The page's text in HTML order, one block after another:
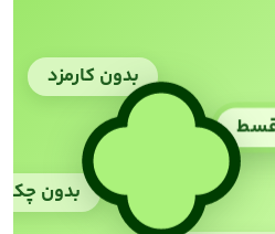
بدون کارمزد
بدون چک